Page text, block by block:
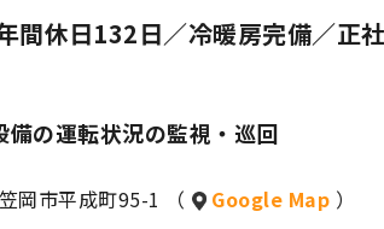
休日132日／冷暖房完備／正
備の運転状況の監視・巡回
岡市平成町95-1 （ Google Map ）